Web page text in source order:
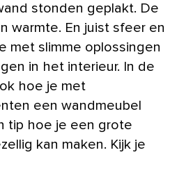
stonden geplakt. De
warmte. En juist sfeer en
met slimme oplossingen
in het interieur. In de
hoe je met
een wandmeubel
tip hoe je een grote
kan maken. Kijk je